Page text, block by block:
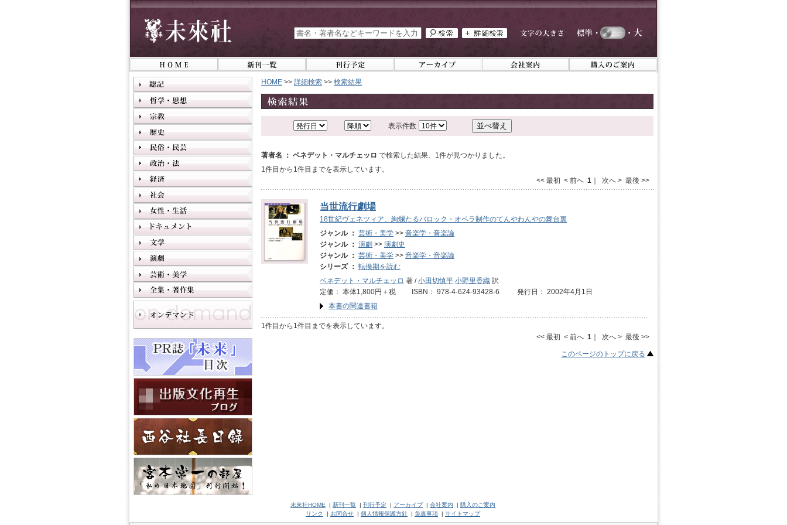
HOME >> 詳細検索 >> 検索結果
表示件数
著者名 ： ベネデット・マルチェッロ で検索した結果、1件が見つかりました。
1件目から1件目までを表示しています。
<< 最初 < 前へ 1 ｜ 次へ > 最後 >>
当世流行劇場
18世紀ヴェネツィア、絢爛たるバロック・オペラ制作のてんやわんやの舞台裏
ジャンル ： 芸術・美学 >> 音楽学・音楽論
ジャンル ： 演劇 >> 演劇史
ジャンル ： 芸術・美学 >> 音楽学・音楽論
シリーズ ： 転換期を読む
ベネデット・マルチェッロ 著 /小田切慎平 小野里香織 訳
定価： 本体1,800円＋税 ISBN： 978-4-624-93428-6 発行日： 2002年4月1日
本書の関連書籍
1件目から1件目までを表示しています。
<< 最初 < 前へ 1 ｜ 次へ > 最後 >>
このページのトップに戻る
未來社HOME | 新刊一覧 | 刊行予定 | アーカイブ | 会社案内 | 購入のご案内
リンク
| お問合せ | 個人情報保護方針 | 免責事項 | サイトマップ